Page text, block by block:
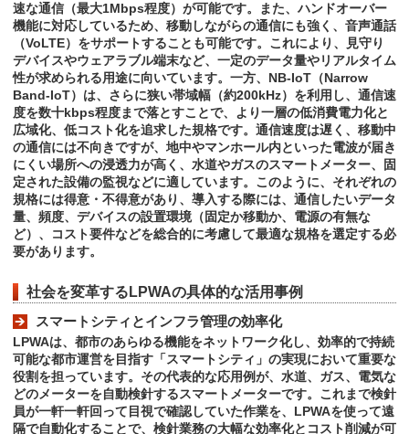
速な通信（最大1Mbps程度）が可能です。また、ハンドオーバー
機能に対応しているため、移動しながらの通信にも強く、音声通話
（VoLTE）をサポートすることも可能です。これにより、見守り
デバイスやウェアラブル端末など、一定のデータ量やリアルタイム
性が求められる用途に向いています。一方、NB-IoT（Narrow
Band-IoT）は、さらに狭い帯域幅（約200kHz）を利用し、通信速
度を数十kbps程度まで落とすことで、より一層の低消費電力化と
広域化、低コスト化を追求した規格です。通信速度は遅く、移動中
の通信には不向きですが、地中やマンホール内といった電波が届き
にくい場所への浸透力が高く、水道やガスのスマートメーター、固
定された設備の監視などに適しています。このように、それぞれの
規格には得意・不得意があり、導入する際には、通信したいデータ
量、頻度、デバイスの設置環境（固定か移動か、電源の有無な
ど）、コスト要件などを総合的に考慮して最適な規格を選定する必
要があります。
社会を変革するLPWAの具体的な活用事例
スマートシティとインフラ管理の効率化
LPWAは、都市のあらゆる機能をネットワーク化し、効率的で持続
可能な都市運営を目指す「スマートシティ」の実現において重要な
役割を担っています。その代表的な応用例が、水道、ガス、電気な
どのメーターを自動検針するスマートメーターです。これまで検針
員が一軒一軒回って目視で確認していた作業を、LPWAを使って遠
隔で自動化することで、検針業務の大幅な効率化とコスト削減が可